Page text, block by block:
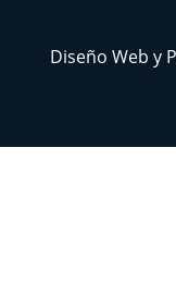
Diseño Web y